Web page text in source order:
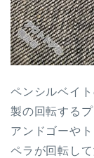
ペンシルベイ
製の回転する
アンドゴーや
ペラが回転し